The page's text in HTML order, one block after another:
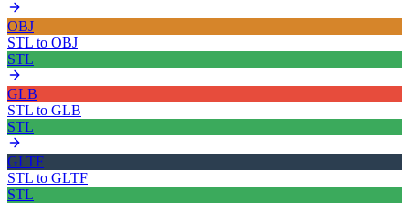
OBJ
STL to OBJ
STL
GLB
STL to GLB
STL
GLTF
STL to GLTF
STL